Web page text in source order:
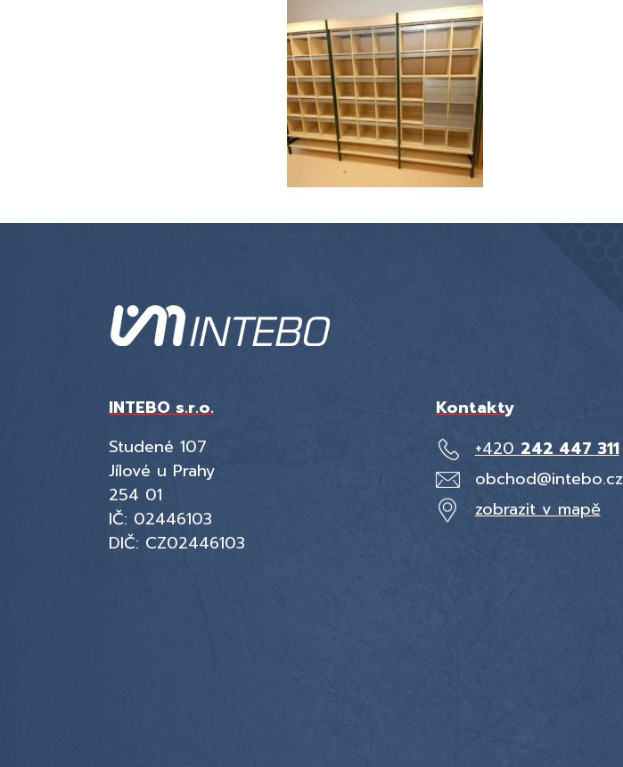
INTEBO s.r.o.
Studené 107
Jílové u Prahy
254 01
IČ: 02446103
DIČ: CZ02446103
Kontakty
+420242 447 311
obchod@intebo.cz
zobrazit v mapě